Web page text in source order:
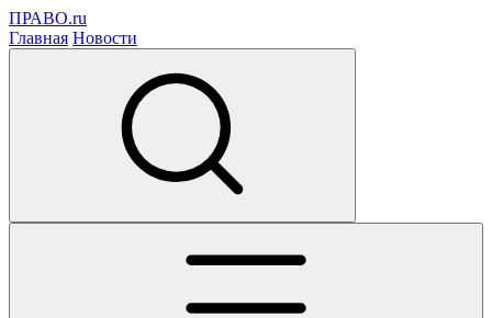
ПРАВО.ru
Главная Новости